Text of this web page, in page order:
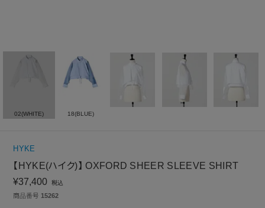
02(WHITE) 18(BLUE)
HYKE
【HYKE(ハイク)】 OXFORD SHEER SLEEVE SHIRT
¥37,400 税込
商品番号 15262